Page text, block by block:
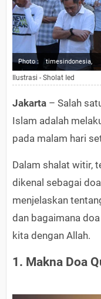
Photo : timesindonesia,
Ilustrasi - Sholat Ied
Jakarta – Salah
Islam adalah
pada malam hari
Dalam shalat witir,
dikenal sebagai doa
menjelaskan
dan bagaimana
kita dengan Allah.
1. Makna Doa